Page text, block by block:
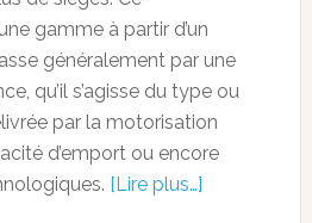
gamme à partir d’un
généralement par une
qu’il s’agisse du type ou
par la motorisation
d’emport ou encore
[Lire plus…]